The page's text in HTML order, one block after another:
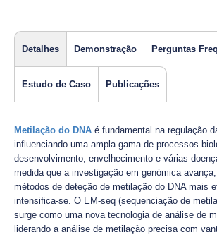
Detalhes Demonstração Perguntas
Estudo de Caso Publicações
Metilação do DNA é fundamental na regulação
influenciando uma ampla gama de processos
desenvolvimento, envelhecimento e várias
medida que a investigação em genómica
métodos de deteção de metilação do DNA mais
intensifica-se. O EM-seq (sequenciação de
surge como uma nova tecnologia de análise de
liderando a análise de metilação precisa com